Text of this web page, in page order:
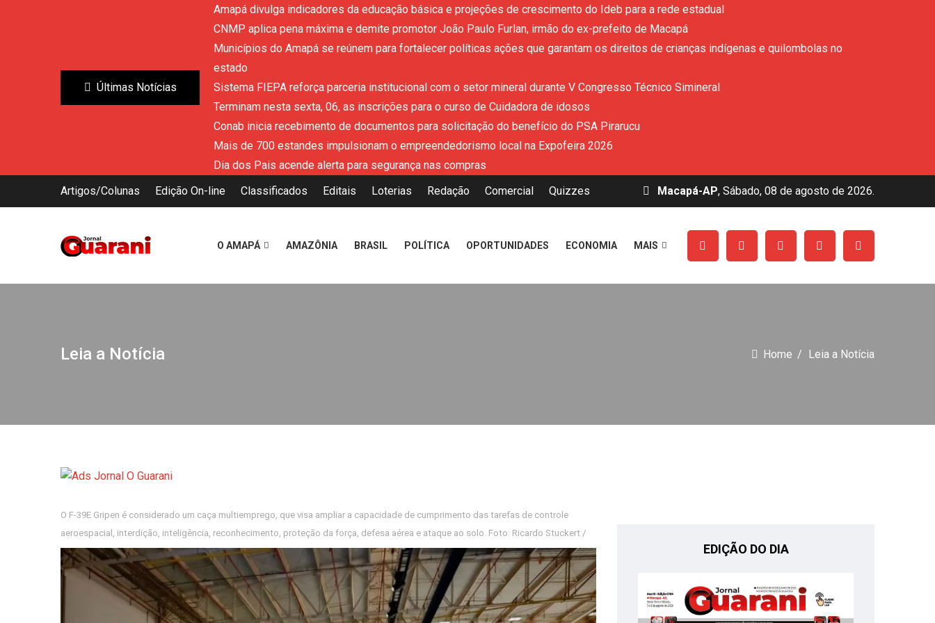
Últimas Notícias
Amapá divulga indicadores da educação básica e projeções de crescimento do Ideb para a rede estadual
CNMP aplica pena máxima e demite promotor João Paulo Furlan, irmão do ex-prefeito de Macapá
Municípios do Amapá se reúnem para fortalecer políticas ações que garantam os direitos de crianças indígenas e quilombolas no
estado
Sistema FIEPA reforça parceria institucional com o setor mineral durante V Congresso Técnico Simineral
Terminam nesta sexta, 06, as inscrições para o curso de Cuidadora de idosos
Conab inicia recebimento de documentos para solicitação do benefício do PSA Pirarucu
Mais de 700 estandes impulsionam o empreendedorismo local na Expofeira 2026
Dia dos Pais acende alerta para segurança nas compras
Artigos/Colunas
Edição On-line Classificados Editais Loterias Redação Comercial Quizzes Macapá-AP, Sábado, 08 de agosto de 2026.
O AMAPÁ AMAZÔNIA BRASIL POLÍTICA OPORTUNIDADES ECONOMIA MAIS
Leia a Notícia Home Leia a Notícia
O F-39E Gripen é considerado um caça multiemprego, que visa ampliar a capacidade de cumprimento das tarefas de controle
aeroespacial, interdição, inteligência, reconhecimento, proteção da força, defesa aérea e ataque ao solo. Foto: Ricardo Stuckert /
EDIÇÃO DO DIA